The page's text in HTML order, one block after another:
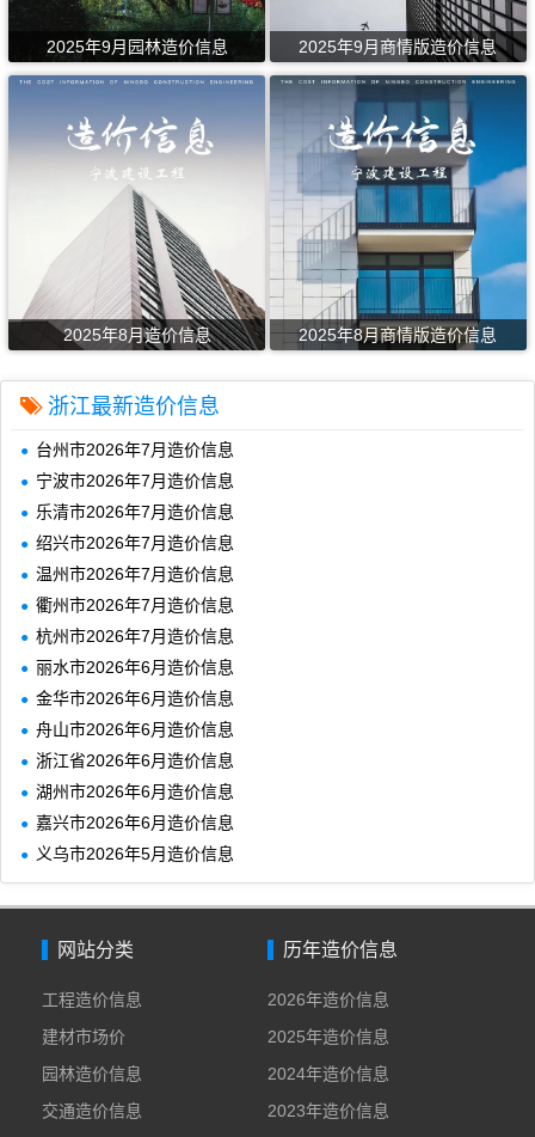
2025年9月园林造价信息 2025年9月商情版造价信息
2025年8月造价信息 2025年8月商情版造价信息
浙江最新造价信息
台州市2026年7月造价信息
宁波市2026年7月造价信息
乐清市2026年7月造价信息
绍兴市2026年7月造价信息
温州市2026年7月造价信息
衢州市2026年7月造价信息
杭州市2026年7月造价信息
丽水市2026年6月造价信息
金华市2026年6月造价信息
舟山市2026年6月造价信息
浙江省2026年6月造价信息
湖州市2026年6月造价信息
嘉兴市2026年6月造价信息
义乌市2026年5月造价信息
网站分类
工程造价信息
建材市场价
园林造价信息
交通造价信息
历年造价信息
2026年造价信息
2025年造价信息
2024年造价信息
2023年造价信息